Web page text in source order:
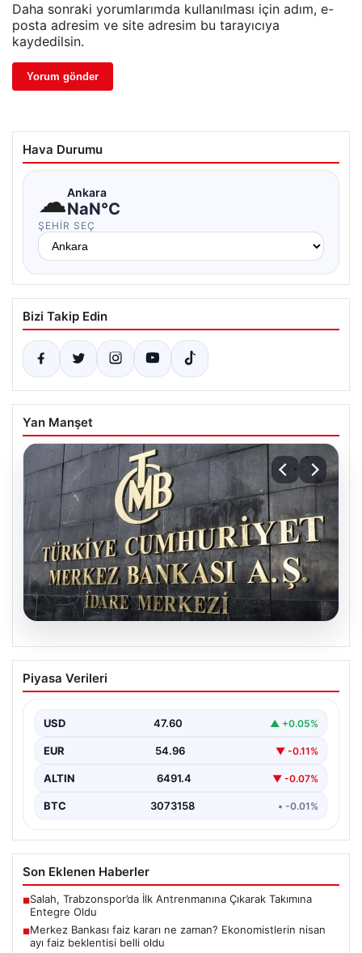
Daha sonraki yorumlarımda kullanılması için adım, e-
posta adresim ve site adresim bu tarayıcıya
kaydedilsin.
Hava Durumu
☁Ankara
NaN°C
ŞEHIR SEÇ
Bizi Takip Edin
Yan Manşet
05.08.2026
Merkez Bankası faiz kararı ne zaman?
Ekonomistlerin nisan ayı faiz beklentisi
Piyasa Verileri
USD 47.60 ▲ +0.05%
EUR 54.96 ▼ -0.11%
ALTIN 6491.4 ▼ -0.07%
BTC 3073158 • -0.01%
Son Eklenen Haberler
■Salah, Trabzonspor’da İlk Antrenmanına Çıkarak Takımına
Entegre Oldu
■Merkez Bankası faiz kararı ne zaman? Ekonomistlerin nisan
ayı faiz beklentisi belli oldu